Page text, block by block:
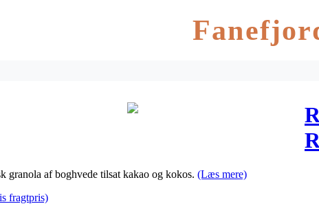
granola af boghvede tilsat kakao og kokos. (Læs mere)
fragtpris)